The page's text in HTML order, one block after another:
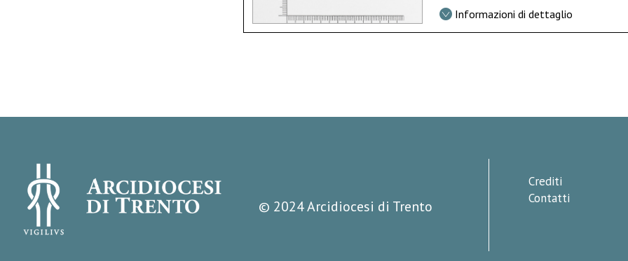
Informazioni di dettaglio
© 2024 Arcidiocesi di Trento
Crediti
Contatti